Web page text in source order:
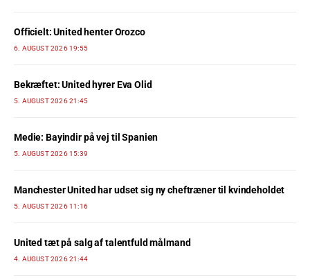
Officielt: United henter Orozco
6. AUGUST 2026 19:55
Bekræftet: United hyrer Eva Olid
5. AUGUST 2026 21:45
Medie: Bayindir på vej til Spanien
5. AUGUST 2026 15:39
Manchester United har udset sig ny cheftræner til kvindeholdet
5. AUGUST 2026 11:16
United tæt på salg af talentfuld målmand
4. AUGUST 2026 21:44